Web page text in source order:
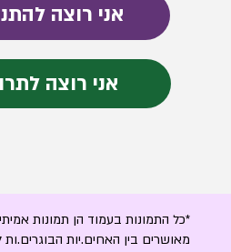
אני רוצה
אני רוצה
*כל התמונות בעמוד הן תמונות
מאושרים בין האחים.יות הבוגרים.ות